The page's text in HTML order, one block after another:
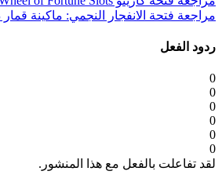
مراجعة فتحة الانفجار النجمي: ماكينة
ردود الفعل
0
0
0
0
0
0
لقد تفاعلت بالفعل مع هذا المنشور.